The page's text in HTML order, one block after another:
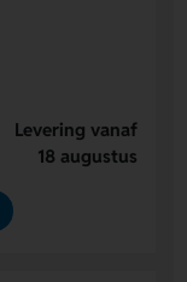
Levering vanaf
18 augustus